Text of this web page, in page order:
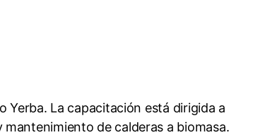
Yerba. La capacitación está dirigida a
de calderas a biomasa.